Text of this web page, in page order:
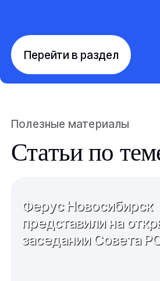
Перейти в раздел
Полезные материалы
Статьи по
Ферус Новосибирск
представили на
заседании Совета